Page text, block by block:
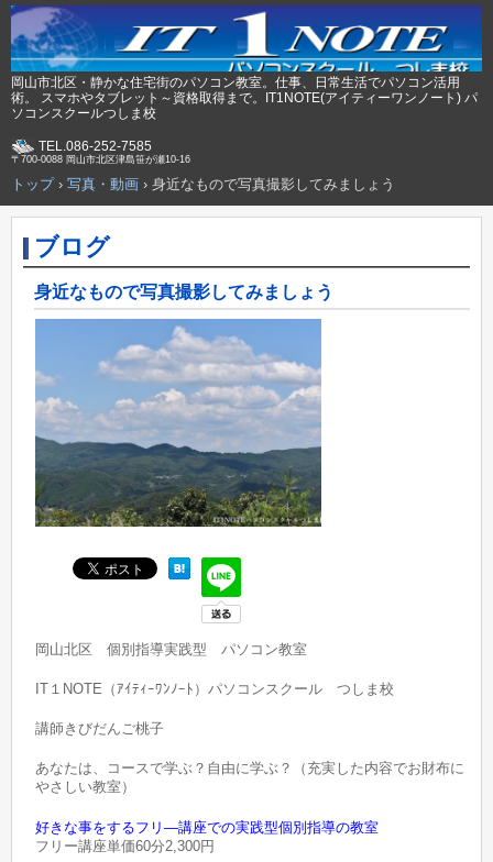
岡山市北区・静かな住宅街のパソコン教室。仕事、日常生活でパソコン活用
術。 スマホやタブレット～資格取得まで。IT1NOTE(アイティーワンノート) パ
ソコンスクールつしま校
TEL.086-252-7585
〒700-0088 岡山市北区津島笹が瀬10-16
トップ› 写真・動画 › 身近なもので写真撮影してみましょう
ブログ
身近なもので写真撮影してみましょう
岡山北区 個別指導実践型 パソコン教室
IT１NOTE（ｱｲﾃｨｰﾜﾝﾉｰﾄ）パソコンスクール つしま校
講師きびだんご桃子
あなたは、コースで学ぶ？自由に学ぶ？（充実した内容でお財布に
やさしい教室）
好きな事をするフリ―講座での実践型個別指導の教室
フリー講座単価60分2,300円